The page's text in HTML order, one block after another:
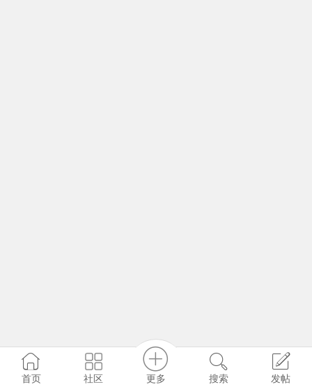
首页 社区 更多 搜索 发帖